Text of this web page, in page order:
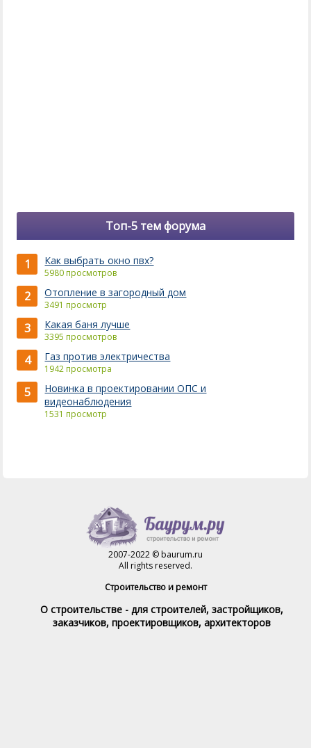
Топ-5 тем форума
1 Как выбрать окно пвх?
5980 просмотров
2 Отопление в загородный дом
3491 просмотр
3 Какая баня лучше
3395 просмотров
4 Газ против электричества
1942 просмотра
5
Новинка в проектировании ОПС и
видеонаблюдения
1531 просмотр
2007-2022 © baurum.ru
All rights reserved.
Строительство и ремонт
О строительстве - для строителей, застройщиков,
заказчиков, проектировщиков, архитекторов